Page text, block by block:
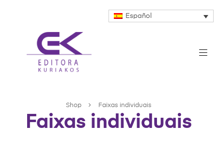
Español
Shop Faixas individuais
Faixas individuais